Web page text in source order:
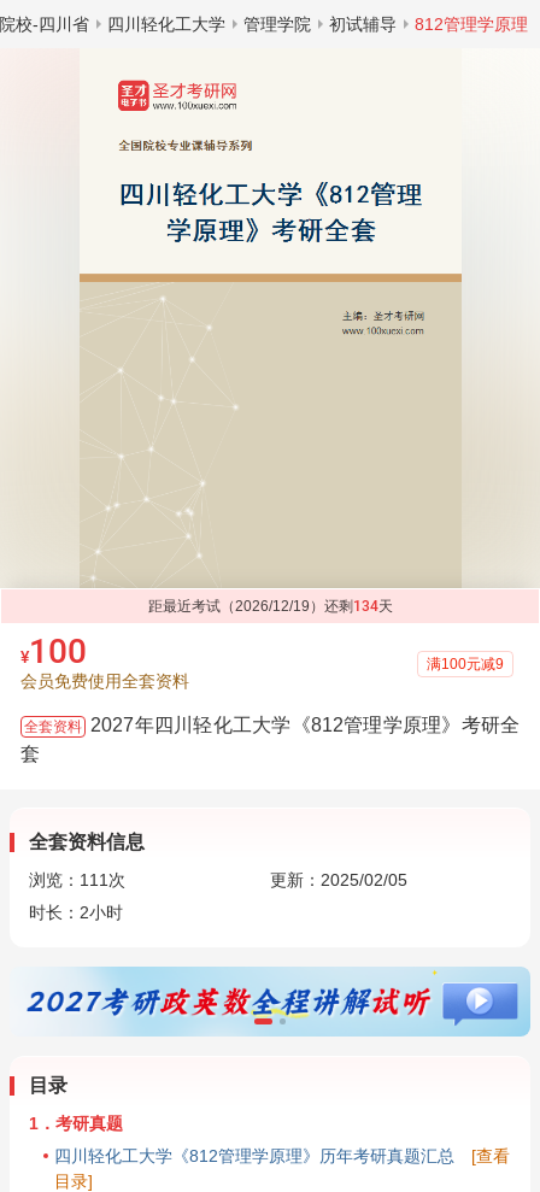
校-四川省 四川轻化工大学 管理学院 初试辅导 812管理学原理
距最近考试（2026/12/19）还剩 134天
¥100
会员免费使用全套资料
满100元减9
全套资料 2027年四川轻化工大学《812管理学原理》考研全
套
全套资料信息
浏览： 111 次
更新：2025/02/05
时长：2小时
目录
1．考研真题
四川轻化工大学《812管理学原理》历年考研真题汇总
[查看
目录]